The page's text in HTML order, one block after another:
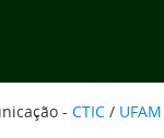
- CTIC / UFAM